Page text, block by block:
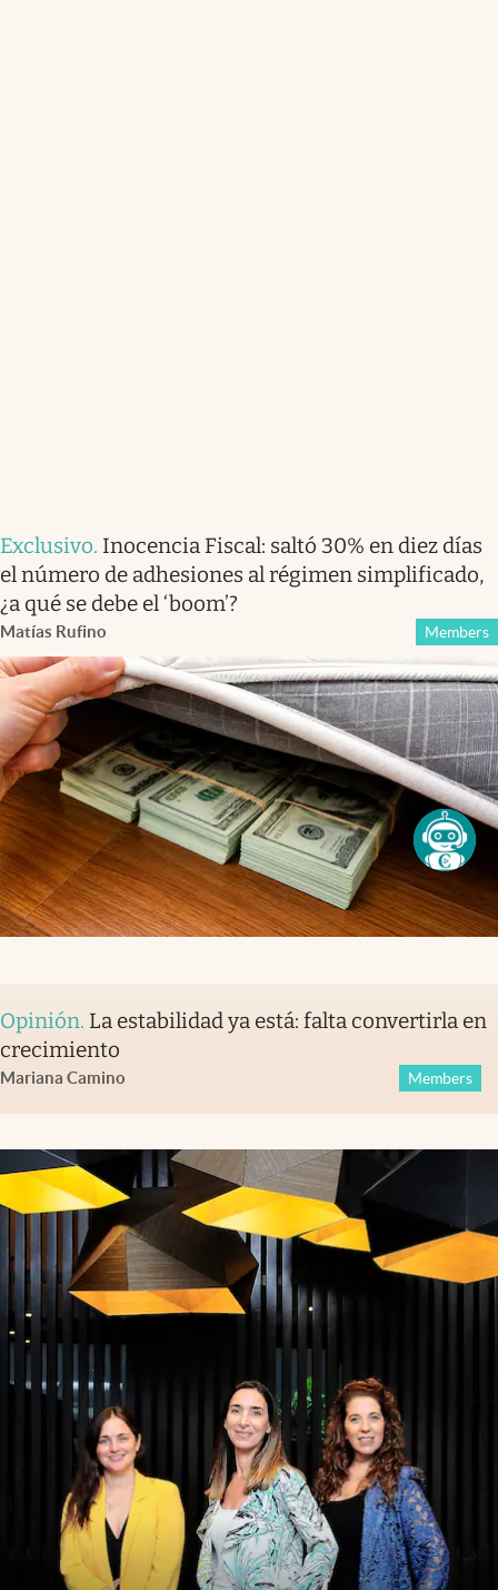
Exclusivo. Inocencia Fiscal: saltó 30% en diez días
el número de adhesiones al régimen simplificado,
¿a qué se debe el ‘boom’?
Matías Rufino Members
Opinión. La estabilidad ya está: falta convertirla en
crecimiento
Mariana Camino Members